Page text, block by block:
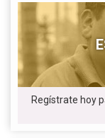
Regístrate hoy